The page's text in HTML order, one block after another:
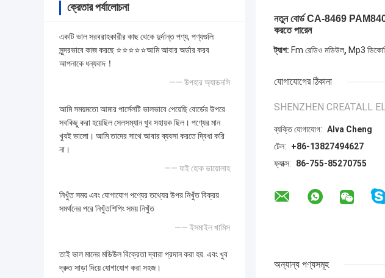
ক্রেতার পর্যালোচনা
একটি ভাল সরবরাহকারীর কাছ থেকে দুর্দান্ত পণ্য, পণ্যগুলি
সুন্দরভাবে কাজ করছে ⭐⭐⭐⭐⭐আমি আবার অর্ডার করব
আপনাকে ধন্যবাদ！
—— উপহার অ্যাডনসি
আমি সময়মতো আমার পার্সেলটি ভালভাবে পেয়েছি বোর্ডের উপরে
সবকিছু করা হয়েছিল সেলসম্যান খুব সহায়ক ছিল। পণ্যের মান
খুবই ভালো। আমি তাদের সাথে আবার ব্যবসা করতে দ্বিধা করি
না।
—— যাই হোক ভায়োলাহ
নিখুঁত সময় এবং যোগাযোগ পণ্যের তথ্যের উপর নিখুঁত বিক্রয়
সমর্থনের পরে নিখুঁতশিপিং সময় নিখুঁত
—— ইসমাইল খামিস
তাই ভাল মানের মডিউল বিক্রেতা দ্বারা প্রদান করা হয়. এবং খুব
দ্রুত সাড়া দিয়ে যোগাযোগ করা সহজ।
নতুন বোর্ড CA-8469 PAM8403
করতে পারেন
ট্যাগ: Fm রেডিও মডিউল, Mp3
যোগাযোগের ঠিকানা
SHENZHEN CREATALL
ব্যক্তি যোগাযোগ: Alva Cheng
টেল:
+86-13827494627
ফ্যাক্স:
86-755-85270755
অন্যান্য পণ্যসমূহ